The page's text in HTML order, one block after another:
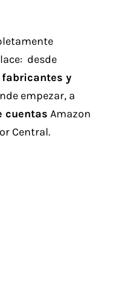
desde
y
empezar, a
cuentas Amazon
Central.